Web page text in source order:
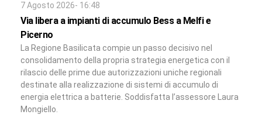
7 Agosto 2026- 16:48
Via libera a impianti di accumulo Bess a Melfi e
Picerno
La Regione Basilicata compie un passo decisivo nel
consolidamento della propria strategia energetica con il
rilascio delle prime due autorizzazioni uniche regionali
destinate alla realizzazione di sistemi di accumulo di
energia elettrica a batterie. Soddisfatta l’assessore Laura
Mongiello.